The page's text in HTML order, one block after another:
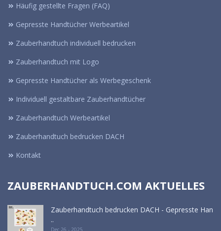
Häufig gestellte Fragen (FAQ)
Gepresste Handtücher Werbeartikel
Zauberhandtuch individuell bedrucken
Zauberhandtuch mit Logo
Gepresste Handtücher als Werbegeschenk
Individuell gestaltbare Zauberhandtücher
Zauberhandtuch Werbeartikel
Zauberhandtuch bedrucken DACH
Kontakt
ZAUBERHANDTUCH.COM AKTUELLES
Zauberhandtuch bedrucken DACH - Gepresste Han
..
Dec 26 - 2025